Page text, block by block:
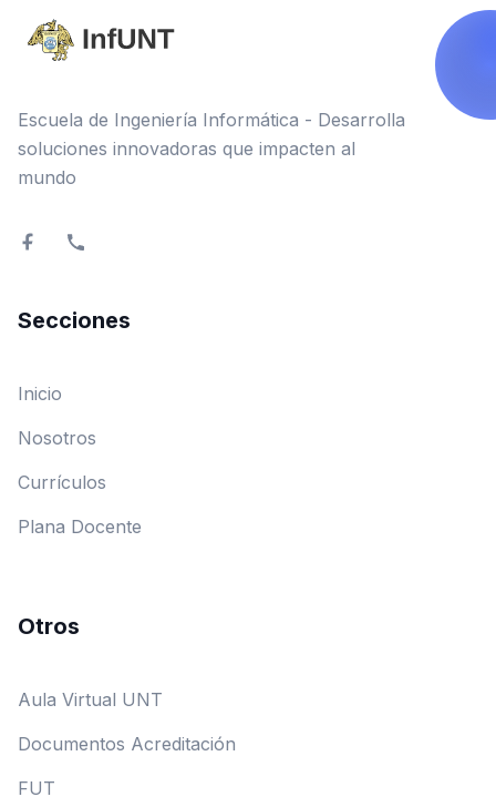
Escuela de Ingeniería Informática - Desarrolla
soluciones innovadoras que impacten al
mundo
Secciones
Inicio
Nosotros
Currículos
Plana Docente
Otros
Aula Virtual UNT
Documentos Acreditación
FUT